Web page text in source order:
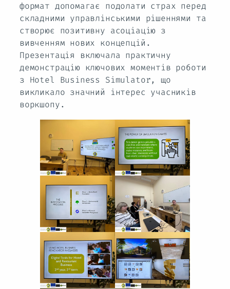
формат допомагає подолати страх перед
складними управлінськими рішеннями та
створює позитивну асоціацію з
вивченням нових концепцій.
Презентація включала практичну
демонстрацію ключових моментів роботи
з Hotel Business Simulator, що
викликало значний інтерес учасників
воркшопу.